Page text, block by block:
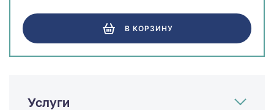
Услуги
В КОРЗИНУ